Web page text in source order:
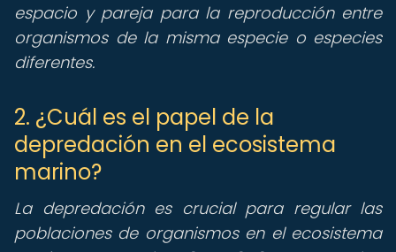
espacio y pareja para la reproducción entre
organismos de la misma especie o especies
diferentes.
2. ¿Cuál es el papel de la
depredación en el ecosistema
marino?
La depredación es crucial para regular las
poblaciones de organismos en el ecosistema